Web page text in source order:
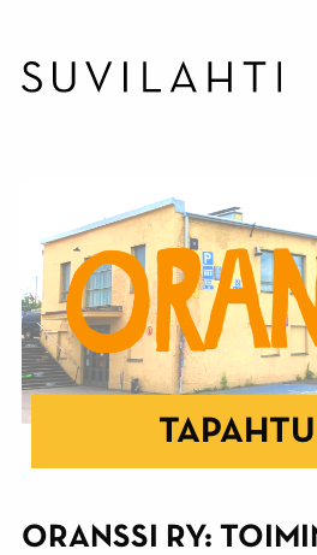
ORANSSI RY: